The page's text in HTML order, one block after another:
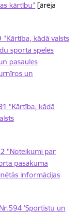
kārtību" [ārēja
kādā valsts
sporta spēlēs
pasaules
un
"Kārtība, kādā
"Noteikumi par
pasākuma
informācijas
’Sportistu un